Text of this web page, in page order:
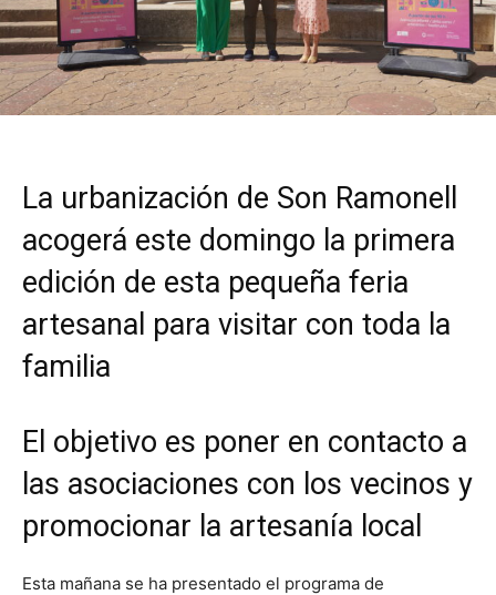
La urbanización de Son Ramonell
acogerá este domingo la primera
edición de esta pequeña feria
artesanal para visitar con toda la
familia
El objetivo es poner en contacto a
las asociaciones con los vecinos y
promocionar la artesanía local
Esta mañana se ha presentado el programa de